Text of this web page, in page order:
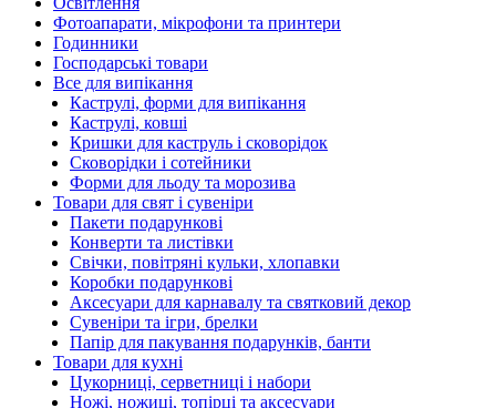
Фотоапарати, мікрофони та принтери
Годинники
Господарські товари
Все для випікання
Каструлі, форми для випікання
Каструлі, ковші
Кришки для каструль і сковорідок
Сковорідки і сотейники
Форми для льоду та морозива
Товари для свят і сувеніри
Пакети подарункові
Конверти та листівки
Свічки, повітряні кульки, хлопавки
Коробки подарункові
Аксесуари для карнавалу та святковий декор
Сувеніри та ігри, брелки
Папір для пакування подарунків, банти
Товари для кухні
Цукорниці, серветниці і набори
Ножі, ножиці, топірці та аксесуари